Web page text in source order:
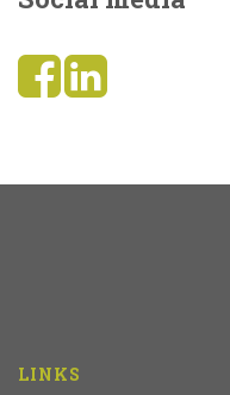
LINKS